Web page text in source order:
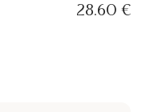
28.60 €